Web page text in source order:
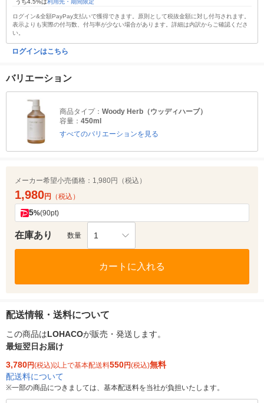
うち4.5%は利用先・期間限定
ログイン&全額PayPay支払いで獲得できます。原則として税抜金額に対し付与されます。
表示よりも実際の付与数、付与率が少ない場合があります。詳細は内訳からご確認くださ
い。
ログインはこちら
バリエーション
商品タイプ： Woody Herb（ウッディハーブ）
容量： 450ml
すべてのバリエーションを見る
メーカー希望小売価格： 1,980円（税込）
1,980円 （税込）
5%(90pt)
在庫あり 数量 1
カートに入れる
配送情報・送料について
この商品はLOHACOが販売・発送します。
最短翌日お届け
3,780円(税込)以上で基本配送料550円(税込)無料
配送料について
※一部の商品につきましては、基本配送料を当社が負担いたします。